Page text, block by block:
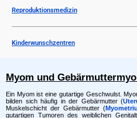
Reproduktionsmedizin
Kinderwunschzentren
Myom und
Ein Myom ist eine gutartige Geschwulst.
bilden sich häufig in der Gebärmutter (
Muskelschicht der Gebärmutter (
gutartigen Tumoren des weiblichen